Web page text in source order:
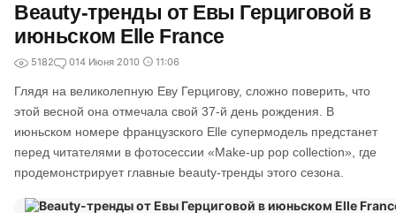
Beauty-тренды от Евы Герциговой в
июньском Elle France
5182 014 Июня 2010 11:06
Глядя на великолепную Еву Герцигову, сложно поверить, что
этой весной она отмечала свой 37-й день рождения. В
июньском номере французского Elle супермодель предстанет
перед читателями в фотосессии «Make-up pop collection», где
продемонстрирует главные beauty-тренды этого сезона.